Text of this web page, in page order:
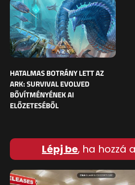
HATALMAS BOTRÁNY LETT AZ
ARK: SURVIVAL EVOLVED
BŐVÍTMÉNYÉNEK AI
ELŐZETESÉBŐL
Lépj be, ha hozzá